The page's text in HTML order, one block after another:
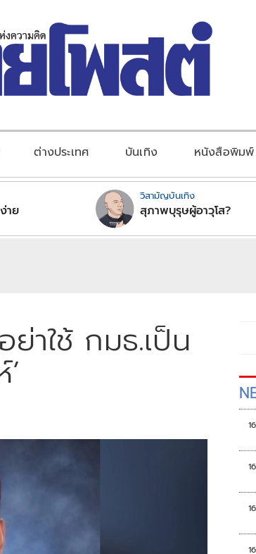
ต่างประเทศ บันเทิง หนังสือพิมพ์
าย
วิสามัญบันเทิง
สุภาพบุรุษผู้อาวุโส?
าใช้ กมธ.เป็น